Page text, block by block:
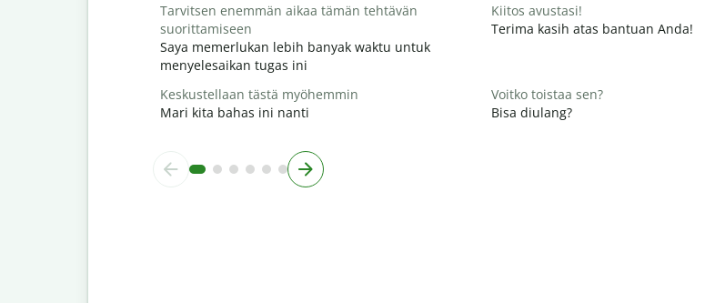
Tarvitsen enemmän aikaa tämän tehtävän
suorittamiseen
Saya memerlukan lebih banyak waktu untuk
menyelesaikan tugas ini
Kiitos avustasi!
Terima kasih atas bantuan Anda!
Keskustellaan tästä myöhemmin
Mari kita bahas ini nanti
Voitko toistaa sen?
Bisa diulang?